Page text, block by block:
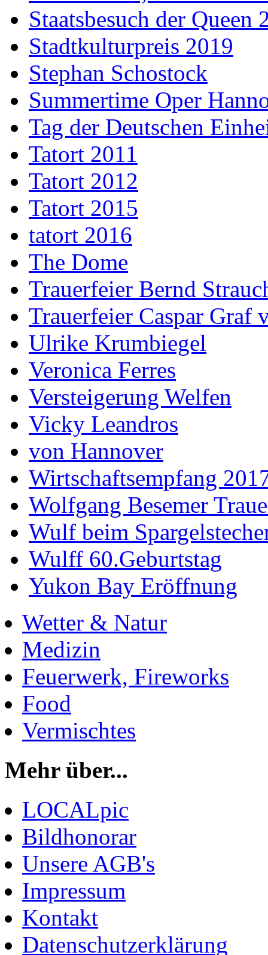
Staatsbesuch der Queen
Stadtkulturpreis 2019
Stephan Schostock
Summertime Oper
Tag der Deutschen
Tatort 2011
Tatort 2012
Tatort 2015
tatort 2016
The Dome
Trauerfeier Bernd
Trauerfeier Caspar Graf
Ulrike Krumbiegel
Veronica Ferres
Versteigerung Welfen
Vicky Leandros
von Hannover
Wirtschaftsempfang
Wolfgang Besemer
Wulf beim
Wulff 60.Geburtstag
Yukon Bay Eröffnung
Wetter & Natur
Medizin
Feuerwerk, Fireworks
Food
Vermischtes
Mehr über...
LOCALpic
Bildhonorar
Unsere AGB's
Impressum
Kontakt
Datenschutzerklärung